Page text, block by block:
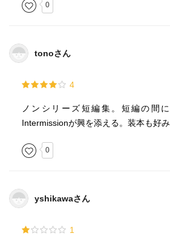
0
tonoさん
4
ノンシリーズ短編集。短編の間
Intermissionが興を添える。装本も好み
0
yshikawaさん
1